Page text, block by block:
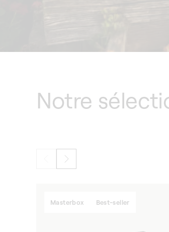
Notre
Masterbox Best-seller